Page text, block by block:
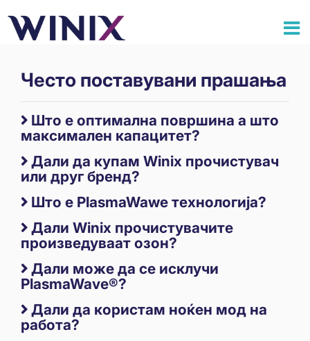
Често поставувани прашања
Што е оптимална површина а што
максимален капацитет?
Дали да купам Winix прочистувач
или друг бренд?
Што е PlasmaWawe технологија?
Дали Winix прочистувачите
произведуваат озон?
Дали може да се исклучи
PlasmaWave®?
Дали да користам ноќен мод на
работа?